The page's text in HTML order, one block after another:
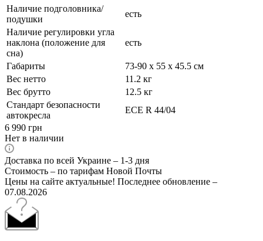
Наличие подголовника/
подушки
есть
Наличие регулировки угла
наклона (положение для
сна)
есть
Габариты
73-90 х 55 х 45.5 см
Вес нетто
11.2 кг
Вес брутто
12.5 кг
Стандарт безопасности
автокресла
ECE R 44/04
6 990 грн
Нет в наличии
Доставка по всей Украине – 1-3 дня
Стоимость – по тарифам Новой Почты
Цены на сайте актуальные! Последнее обновление –
07.08.2026